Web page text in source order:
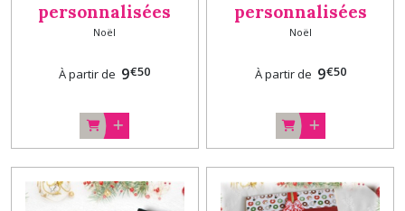
personnalisées
Maman, Mamie,
cadeau Noël
Noël
À partir de 9€50
personnalisées
Papi, cadeau Noël
Noël
À partir de 9€50